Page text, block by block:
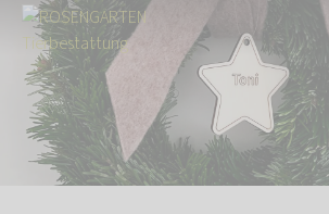
Start Über uns
Aktuelles
Start der ROSENGARTEN-Sterne Gedenkaktion 202…